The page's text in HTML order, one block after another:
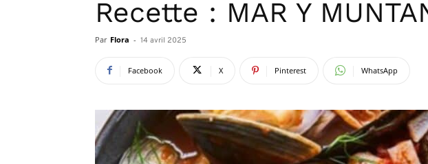
Recette : MAR Y
Par Flora - 14 avril 2025
Facebook X Pinterest WhatsApp